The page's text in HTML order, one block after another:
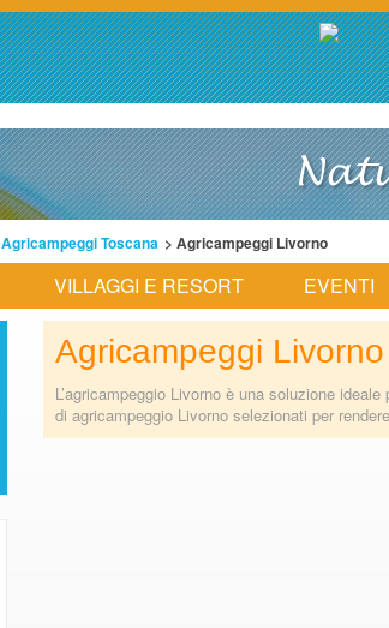
Agricampeggi Toscana > Agricampeggi Livorno
VILLAGGI E RESORT EVENTI
Agricampeggi Livorno
L’agricampeggio Livorno è una soluzione
di agricampeggio Livorno selezionati per